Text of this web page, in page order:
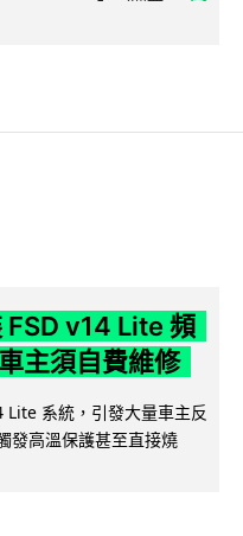
v14 Lite 頻
主須自費維修
Lite 系統，引發大量車主反
發高溫保護甚至直接燒